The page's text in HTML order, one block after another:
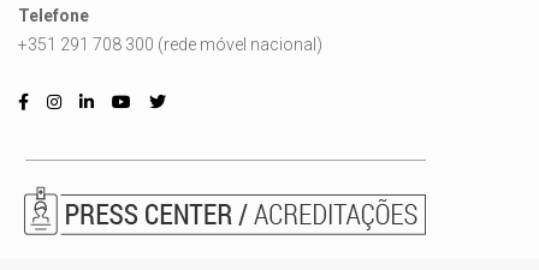
Telefone
+351 291 708 300 (rede móvel nacional)